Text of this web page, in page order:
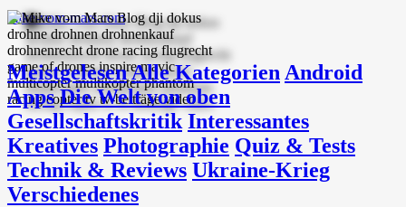
mike-vom-mars.com
MeistgelesenAlle Kategorien Android
Apps Die Welt von oben
Gesellschaftskritik Interessantes
Kreatives Photographie Quiz & Tests
Technik & Reviews Ukraine-Krieg
Verschiedenes